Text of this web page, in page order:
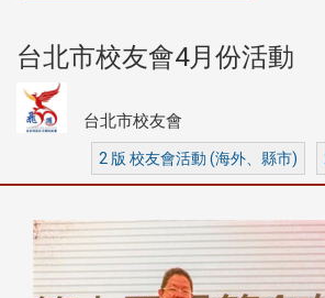
台北市校友會4月份活動
台北市校友會
2 版 校友會活動 (海外、縣市)